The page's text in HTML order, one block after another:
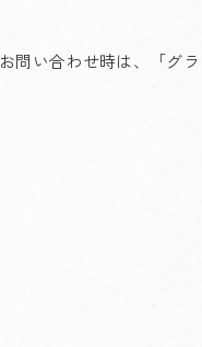
お問い合わせ時は、「グ